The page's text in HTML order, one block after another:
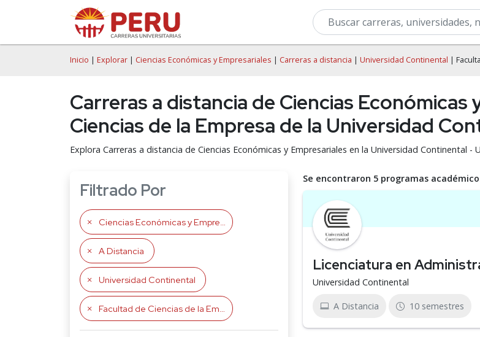
Inicio | Explorar | Ciencias Económicas y Empresariales | Carreras a distancia | Universidad Continental |
Carreras a distancia de Ciencias
Ciencias de la Empresa de la Universidad
Explora Carreras a distancia de Ciencias Económicas y Empresariales en la Universidad Continental -
Filtrado Por
Ciencias Económicas y Empresariales
A Distancia
Universidad Continental
Facultad de Ciencias de la Empresa
Se encontraron 5 programas
Licenciatura en
Universidad Continental
A Distancia 10 semestres